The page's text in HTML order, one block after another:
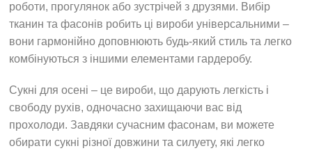
роботи, прогулянок або зустрічей з друзями. Вибір
тканин та фасонів робить ці вироби універсальними –
вони гармонійно доповнюють будь-який стиль та легко
комбінуються з іншими елементами гардеробу.
Сукні для осені – це вироби, що дарують легкість і
свободу рухів, одночасно захищаючи вас від
прохолоди. Завдяки сучасним фасонам, ви можете
обирати сукні різної довжини та силуету, які легко